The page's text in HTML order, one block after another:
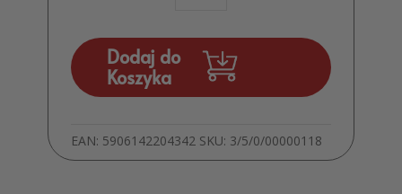
dla
–
na
Dodaj do
Koszyka
EAN: 5906142204342 SKU: 3/5/0/00000118